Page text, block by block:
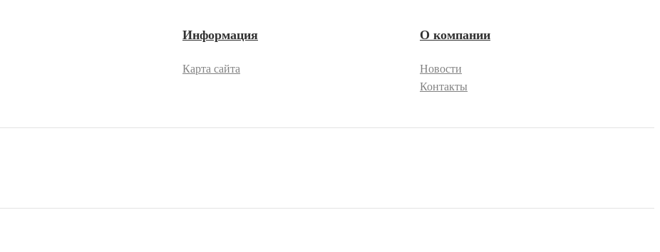
Информация
Карта сайта
О компании
Новости
Контакты